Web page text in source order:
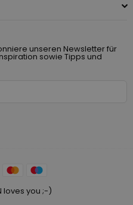
unseren Newsletter für
sowie Tipps und
loves you ;-)